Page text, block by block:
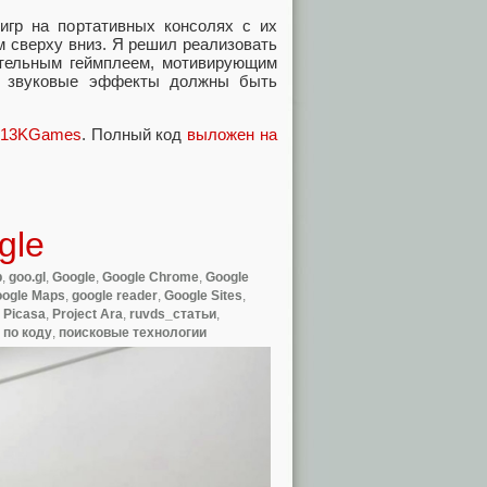
на портативных консолях с их
вниз. Я решил реализовать
геймплеем, мотивирующим
звуковые эффекты должны быть
. Полный код выложен на
, goo.gl , Google, Google Chrome, Google
Maps, google reader, Google Sites,
Picasa, Project Ara, ruvds_статьи,
по коду, поисковые технологии